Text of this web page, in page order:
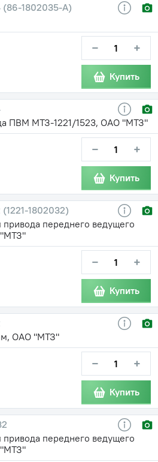
(86-1802035-А)
− +
Купить
ПВМ МТЗ-1221/1523, ОАО "МТЗ"
− +
Купить
1802032)
переднего ведущего
− +
Купить
ОАО "МТЗ"
− +
Купить
переднего ведущего